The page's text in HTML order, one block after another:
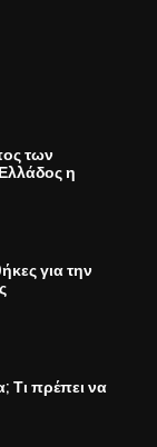
των
η
για την
Τι πρέπει να